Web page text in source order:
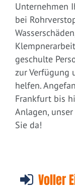
Unternehmen
bei
geschulte
zur Verfügung
helfen.
Frankfurt bis
Anlagen,
Sie da!
Voller